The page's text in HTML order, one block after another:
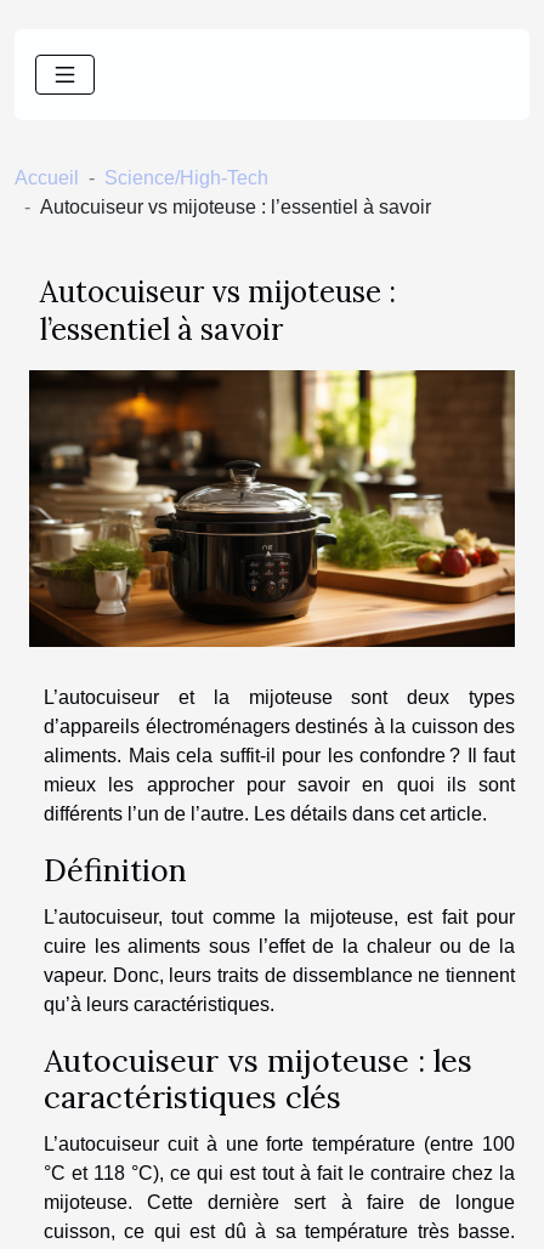
Accueil
Science/High-Tech
Autocuiseur vs mijoteuse : l’essentiel à savoir
Autocuiseur vs mijoteuse :
l’essentiel à savoir
L’autocuiseur et la mijoteuse sont deux types
d’appareils électroménagers destinés à la cuisson des
aliments. Mais cela suffit-il pour les confondre ? Il faut
mieux les approcher pour savoir en quoi ils sont
différents l’un de l’autre. Les détails dans cet article.
Définition
L’autocuiseur, tout comme la mijoteuse, est fait pour
cuire les aliments sous l’effet de la chaleur ou de la
vapeur. Donc, leurs traits de dissemblance ne tiennent
qu’à leurs caractéristiques.
Autocuiseur vs mijoteuse : les
caractéristiques clés
L’autocuiseur cuit à une forte température (entre 100
°C et 118 °C), ce qui est tout à fait le contraire chez la
mijoteuse. Cette dernière sert à faire de longue
cuisson, ce qui est dû à sa température très basse.